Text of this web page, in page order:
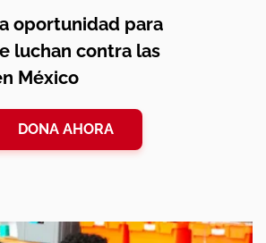
oportunidad para
luchan contra las
México
DONA AHORA